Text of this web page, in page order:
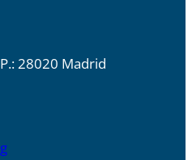
28020 Madrid